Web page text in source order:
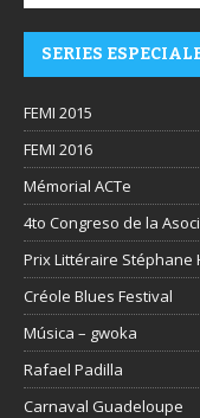
SERIES
FEMI 2015
FEMI 2016
Mémorial ACTe
4to Congreso de la
Prix Littéraire Stéphane
Créole Blues Festival
Música – gwoka
Rafael Padilla
Carnaval Guadeloupe